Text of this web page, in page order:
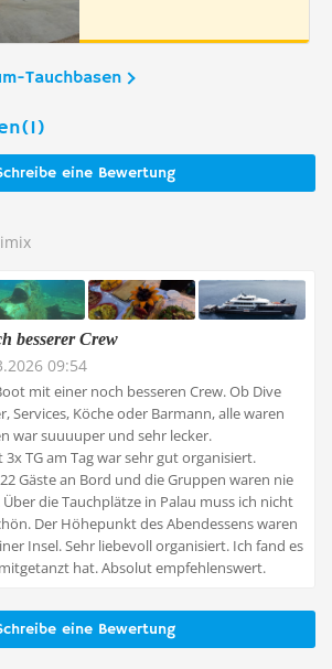
Tauchbasen
eine Bewertung
besserer Crew
09:54
mit einer noch besseren Crew. Ob Dive
Services, Köche oder Barmann, alle waren
war suuuuper und sehr lecker.
TG am Tag war sehr gut organisiert.
Gäste an Bord und die Gruppen waren nie
die Tauchplätze in Palau muss ich nicht
Der Höhepunkt des Abendessens waren
Insel. Sehr liebevoll organisiert. Ich fand es
hat. Absolut empfehlenswert.
eine Bewertung